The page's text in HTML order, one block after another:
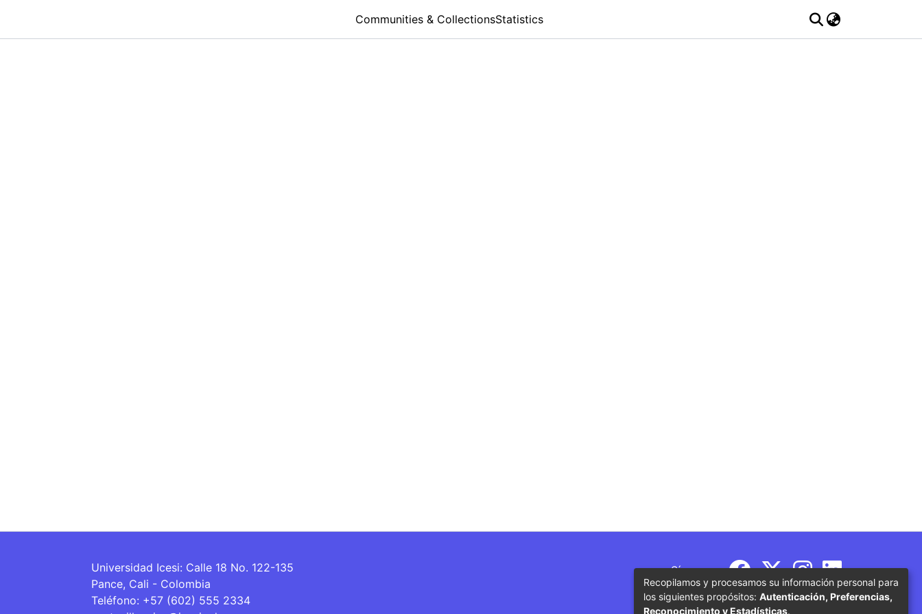
Communities & CollectionsStatistics
Universidad Icesi: Calle 18 No. 122-135
Pance, Cali - Colombia
Teléfono: +57 (602) 555 2334
Síguenos
Recopilamos y procesamos su información personal para
los siguientes propósitos: Autenticación, Preferencias,
Reconocimiento y Estadísticas.